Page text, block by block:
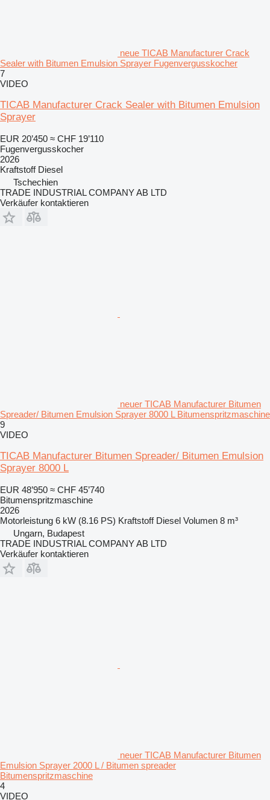
neue TICAB Manufacturer Crack
Sealer with Bitumen Emulsion Sprayer Fugenvergusskocher
7
VIDEO
TICAB Manufacturer Crack Sealer with Bitumen Emulsion
Sprayer
EUR 20’450 ≈ CHF 19’110
Fugenvergusskocher
2026
Kraftstoff Diesel
Tschechien
TRADE INDUSTRIAL COMPANY AB LTD
Verkäufer kontaktieren
neuer TICAB Manufacturer Bitumen
Spreader/ Bitumen Emulsion Sprayer 8000 L Bitumenspritzmaschine
9
VIDEO
TICAB Manufacturer Bitumen Spreader/ Bitumen Emulsion
Sprayer 8000 L
EUR 48’950 ≈ CHF 45’740
Bitumenspritzmaschine
2026
Motorleistung 6 kW (8.16 PS) Kraftstoff Diesel Volumen 8 m³
Ungarn, Budapest
TRADE INDUSTRIAL COMPANY AB LTD
Verkäufer kontaktieren
neuer TICAB Manufacturer Bitumen
Emulsion Sprayer 2000 L / Bitumen spreader
Bitumenspritzmaschine
4
VIDEO